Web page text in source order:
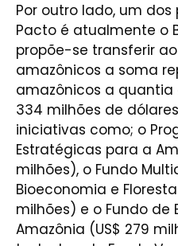
Por outro lado, um
Pacto é atualmente o
propõe-se transferir
amazônicos a soma
amazônicos a
334 milhões de
iniciativas como; o
Estratégicas para a
milhões), o Fundo
Bioeconomia e
milhões) e o Fundo de
Amazônia (US$ 279